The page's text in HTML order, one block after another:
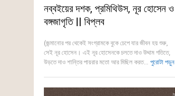
নব্বইয়ের দশক, প্রমিথিউস, নূর হোসেন ও
বঙ্গজাগৃতি || বিপ্লব
(জন্মানোর পর থেকেই সংগ্রামকে বুকে চেপে যার জীবন হয় শুরু,
সেই নূর হোসেন। এই নূর হোসেনকে চলতে দাও উদ্দাম গতিতে,
উড়তে দাও শান্তির পায়রার মতো আর মিছিল করত... পুরোটা পড়ুন